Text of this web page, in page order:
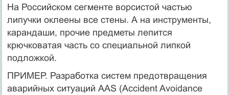
На Российском сегменте ворсистой частью
липучки оклеены все стены. А на инструменты,
карандаши, прочие предметы лепится
крючковатая часть со специальной липкой
подложкой.
ПРИМЕР. Разработка систем предотвращения
аварийных ситуаций AAS (Accident Avoidance